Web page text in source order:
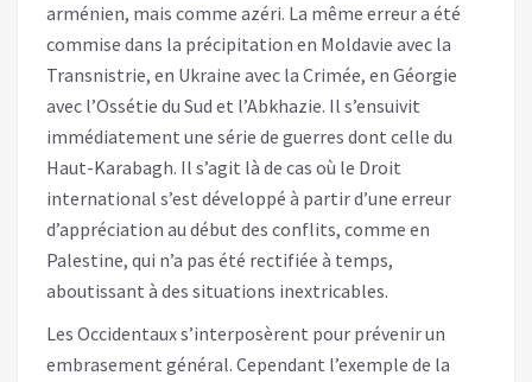
arménien, mais comme azéri. La même erreur a été
commise dans la précipitation en Moldavie avec la
Transnistrie, en Ukraine avec la Crimée, en Géorgie
avec l’Ossétie du Sud et l’Abkhazie. Il s’ensuivit
immédiatement une série de guerres dont celle du
Haut-Karabagh. Il s’agit là de cas où le Droit
international s’est développé à partir d’une erreur
d’appréciation au début des conflits, comme en
Palestine, qui n’a pas été rectifiée à temps,
aboutissant à des situations inextricables.
Les Occidentaux s’interposèrent pour prévenir un
embrasement général. Cependant l’exemple de la